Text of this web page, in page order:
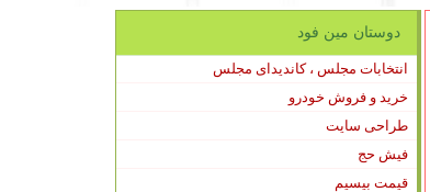
دوستان مین فود
انتخابات مجلس ، کاندیدای مجلس
خرید و فروش خودرو
طراحی سایت
فیش حج
قیمت بیسیم